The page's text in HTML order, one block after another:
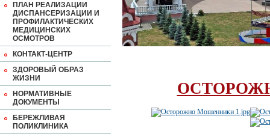
ПЛАН РЕАЛИЗАЦИИ
ДИСПАНСЕРИЗАЦИИ И
ПРОФИЛАКТИЧЕСКИХ
МЕДИЦИНСКИХ
ОСМОТРОВ
КОНТАКТ-ЦЕНТР
ЗДОРОВЫЙ ОБРАЗ
ЖИЗНИ
НОРМАТИВНЫЕ
ДОКУМЕНТЫ
БЕРЕЖЛИВАЯ
ПОЛИКЛИНИКА